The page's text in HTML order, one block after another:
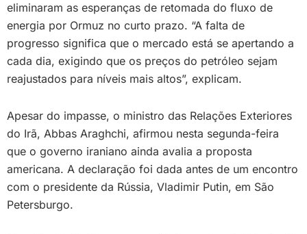
eliminaram as esperanças de retomada do fluxo de
energia por Ormuz no curto prazo. “A falta de
progresso significa que o mercado está se apertando a
cada dia, exigindo que os preços do petróleo sejam
reajustados para níveis mais altos”, explicam.
Apesar do impasse, o ministro das Relações Exteriores
do Irã, Abbas Araghchi, afirmou nesta segunda-feira
que o governo iraniano ainda avalia a proposta
americana. A declaração foi dada antes de um encontro
com o presidente da Rússia, Vladimir Putin, em São
Petersburgo.